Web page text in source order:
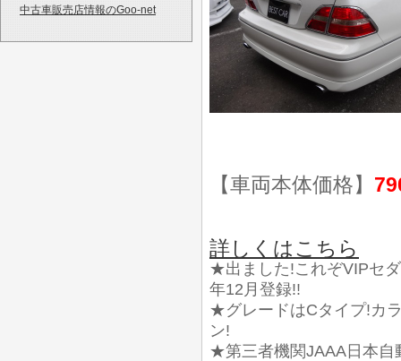
中古車販売店情報のGoo-net
【車両本体価格】
詳しくはこちら
★出ました!これぞVIPセ
年12月登録!!
★グレードはCタイプ!カ
ン!
★第三者機関JAAA日本自